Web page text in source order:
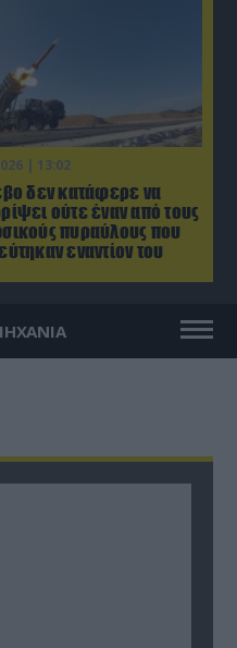
| 13:02
δεν κατάφερε να
ούτε έναν από τους
πυραύλους που
εναντίον του